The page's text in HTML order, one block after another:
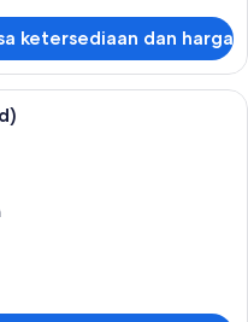
ketersediaan dan harga